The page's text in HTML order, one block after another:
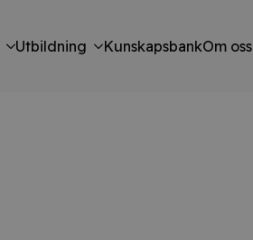
Utbildning KunskapsbankOm oss